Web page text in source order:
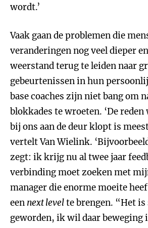
wordt.’
Vaak gaan de problemen die
veranderingen nog veel dieper
weerstand terug te leiden naar
gebeurtenissen in hun
base coaches zijn niet bang om
blokkades te wroeten. ‘De
bij ons aan de deur klopt is
vertelt Van Wielink.
zegt: ik krijg nu al twee jaar
verbinding moet zoeken met
manager die enorme moeite
een next levelte brengen. “Het is
geworden, ik wil daar beweging